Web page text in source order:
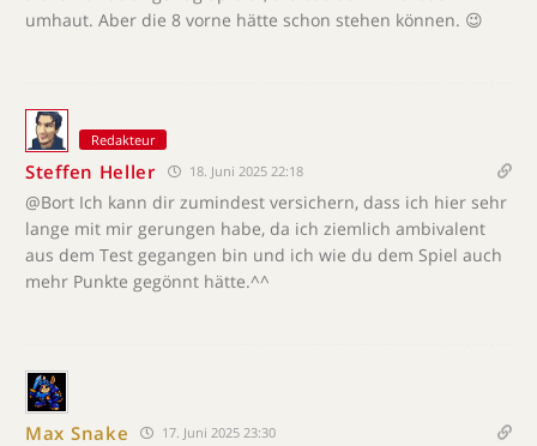
umhaut. Aber die 8 vorne hätte schon stehen können. 😉
Redakteur
Steffen Heller 18. Juni 2025 22:18
@Bort Ich kann dir zumindest versichern, dass ich hier sehr
lange mit mir gerungen habe, da ich ziemlich ambivalent
aus dem Test gegangen bin und ich wie du dem Spiel auch
mehr Punkte gegönnt hätte.^^
Max Snake 17. Juni 2025 23:30